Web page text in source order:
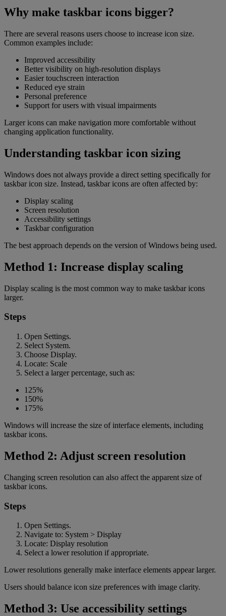
Why make taskbar icons bigger?
There are several reasons users choose to increase icon size.
Common examples include:
Improved accessibility
Better visibility on high-resolution displays
Easier touchscreen interaction
Reduced eye strain
Personal preference
Support for users with visual impairments
Larger icons can make navigation more comfortable without
changing application functionality.
Understanding taskbar icon sizing
Windows does not always provide a direct setting specifically for
taskbar icon size. Instead, taskbar icons are often affected by:
Display scaling
Screen resolution
Accessibility settings
Taskbar configuration
The best approach depends on the version of Windows being used.
Method 1: Increase display scaling
Display scaling is the most common way to make taskbar icons
larger.
Steps
Open Settings.
Select System.
Choose Display.
Locate: Scale
Select a larger percentage, such as:
125%
150%
175%
Windows will increase the size of interface elements, including
taskbar icons.
Method 2: Adjust screen resolution
Changing screen resolution can also affect the apparent size of
taskbar icons.
Steps
Open Settings.
Navigate to: System > Display
Locate: Display resolution
Select a lower resolution if appropriate.
Lower resolutions generally make interface elements appear larger.
Users should balance icon size preferences with image clarity.
Method 3: Use accessibility settings